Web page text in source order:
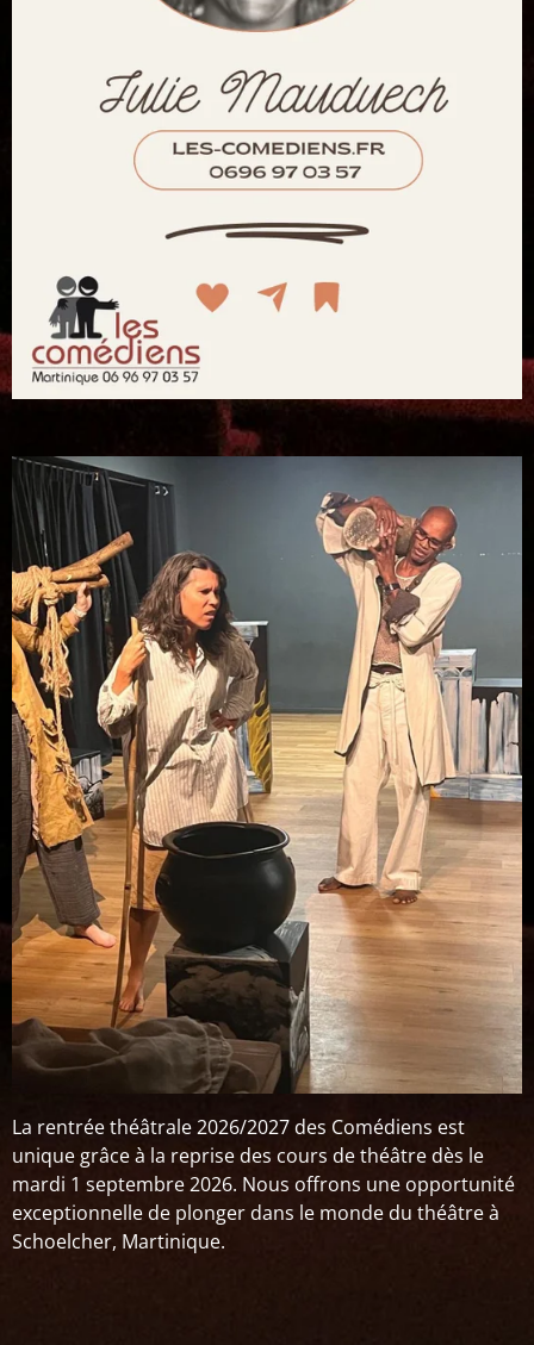
La rentrée théâtrale 2026/2027 des Comédiens est
unique grâce à la reprise des cours de théâtre dès le
mardi 1 septembre 2026. Nous offrons une opportunité
exceptionnelle de plonger dans le monde du théâtre à
Schoelcher, Martinique.